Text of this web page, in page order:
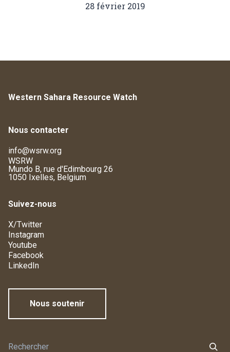
28 février 2019
Western Sahara Resource Watch
Nous contacter
info@wsrw.org
WSRW
Mundo B, rue d'Edimbourg 26
1050 Ixelles, Belgium
Suivez-nous
X/Twitter
Instagram
Youtube
Facebook
LinkedIn
Nous soutenir